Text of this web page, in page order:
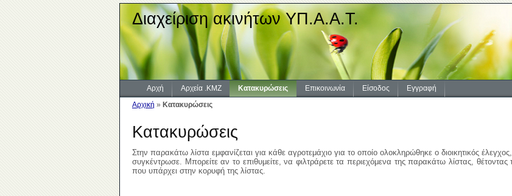
Διαχείριση ακινήτων ΥΠ.Α.Α.Τ.
Αρχή Αρχεία .KMZ Κατακυρώσεις Επικοινωνία Είσοδος
Εγγραφή
Αρχική » Κατακυρώσεις
Κατακυρώσεις
Στην παρακάτω λίστα εμφανίζεται για κάθε αγροτεμάχιο για το οποίο ολοκληρώθηκε ο διοικητικός
συγκέντρωσε. Μπορείτε αν το επιθυμείτε, να φιλτράρετε τα περιεχόμενα της παρακάτω λίστας, θέτοντας
που υπάρχει στην κορυφή της λίστας.